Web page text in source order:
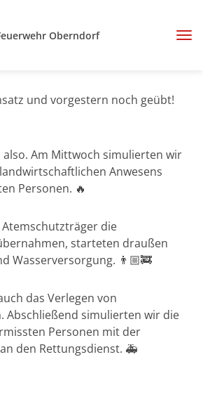
Oberndorf
und vorgestern noch geübt!
Am Mittwoch simulierten wir
Anwesens
Personen. 🔥
die
starteten draußen
Wasserversorgung. 👨🏼‍🚒
das Verlegen von
Abschließend simulierten wir die
Personen mit der
den Rettungsdienst. 🚑